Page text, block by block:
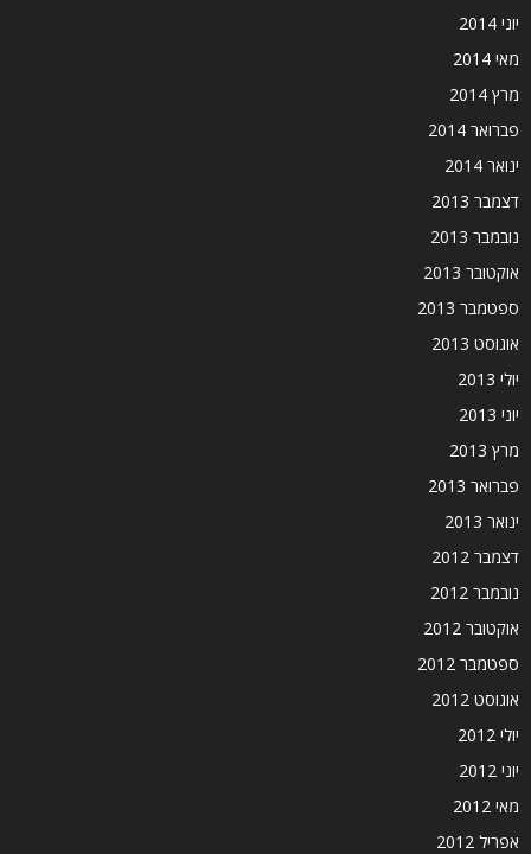
יוני 2014
מאי 2014
מרץ 2014
פברואר 2014
ינואר 2014
דצמבר 2013
נובמבר 2013
אוקטובר 2013
ספטמבר 2013
אוגוסט 2013
יולי 2013
יוני 2013
מרץ 2013
פברואר 2013
ינואר 2013
דצמבר 2012
נובמבר 2012
אוקטובר 2012
ספטמבר 2012
אוגוסט 2012
יולי 2012
יוני 2012
מאי 2012
אפריל 2012